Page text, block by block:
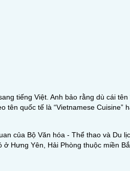
tiếng Việt. Anh bảo rằng dù cái tên
quốc tế là “Vietnamese Cuisine”
của Bộ Văn hóa - Thể thao và Du
Hưng Yên, Hải Phòng thuộc miền